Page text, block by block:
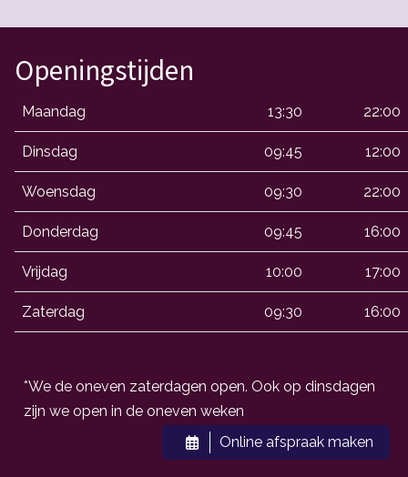
Openingstijden
Maandag 13:30 22:00
Dinsdag 09:45 12:00
Woensdag 09:30 22:00
Donderdag 09:45 16:00
Vrijdag 10:00 17:00
Zaterdag 09:30 16:00
Online afspraak maken
*We de oneven zaterdagen open. Ook op dinsdagen
zijn we open in de oneven weken